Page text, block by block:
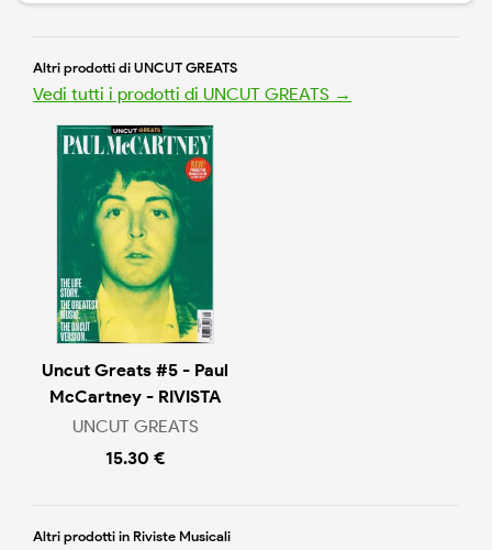
Altri prodotti di UNCUT GREATS
Vedi tutti i prodotti di UNCUT GREATS →
Uncut Greats #5 - Paul
McCartney - RIVISTA
UNCUT GREATS
15.30 €
Altri prodotti in Riviste Musicali